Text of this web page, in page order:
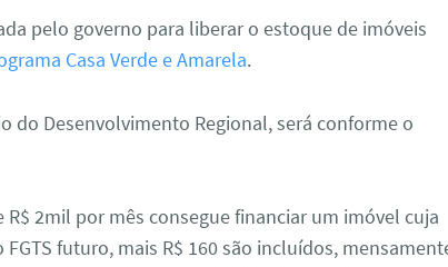
pelo governo para liberar o estoque de imóveis
Casa Verde e Amarela.
do Desenvolvimento Regional, será conforme o
2mil por mês consegue financiar um imóvel cuja
FGTS futuro, mais R$ 160 são incluídos,